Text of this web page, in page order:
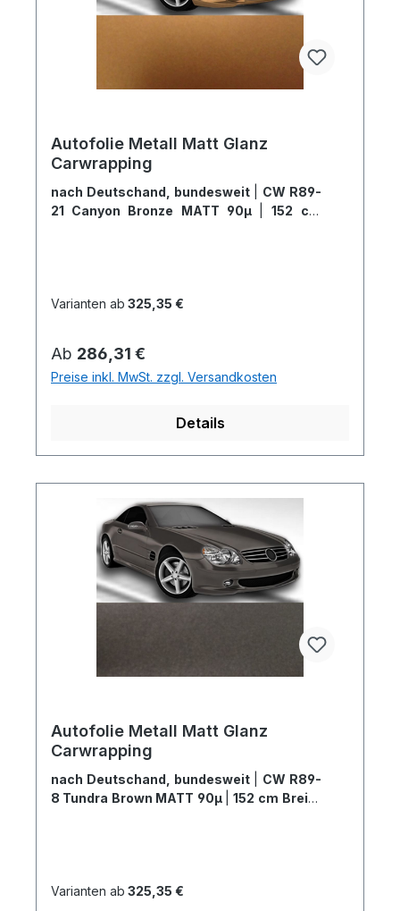
Autofolie Metall Matt Glanz
Carwrapping
nach Deutschand, bundesweit
CW R89-
21 Canyon Bronze MATT 90µ
152 cm
Varianten ab 325,35 €
Regulärer Preis:
Ab 286,31 €
Preise inkl. MwSt. zzgl. Versandkosten
Details
Autofolie Metall Matt Glanz
Carwrapping
nach Deutschand, bundesweit
CW R89-
8 Tundra Brown MATT 90µ
152 cm Breite
Varianten ab 325,35 €